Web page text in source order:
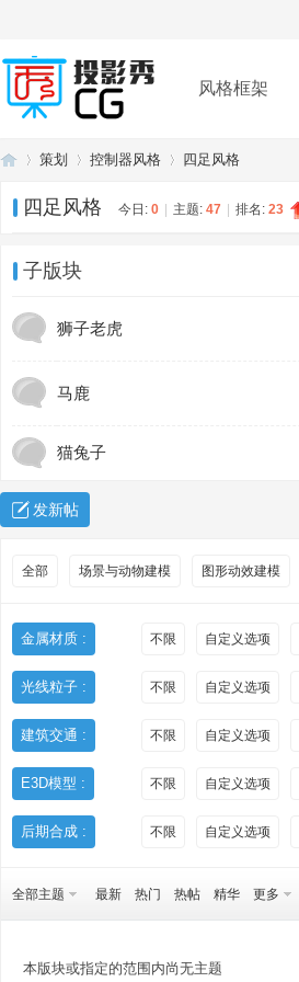
风格框架
插件 帮助 下载
策划 控制器风格 四足风格
四足风格 今日: 0 主题: 47 排名: 23
子版块
狮子老虎
马鹿
猫兔子
发新帖
全部 场景与动物建模 图形动效建模
金属材质 : 不限 自定义选项
光线粒子 : 不限 自定义选项
建筑交通 : 不限 自定义选项
E3D模型 : 不限 自定义选项
后期合成 : 不限 自定义选项
全部主题 最新 热门 热帖 精华 更多
本版块或指定的范围内尚无主题